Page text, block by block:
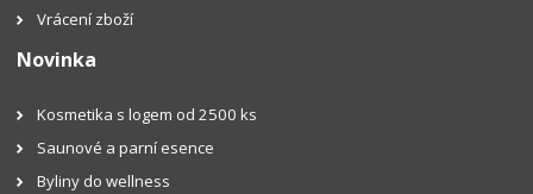
Vrácení zboží
Novinka
Kosmetika s logem od 2500 ks
Saunové a parní esence
Byliny do wellness